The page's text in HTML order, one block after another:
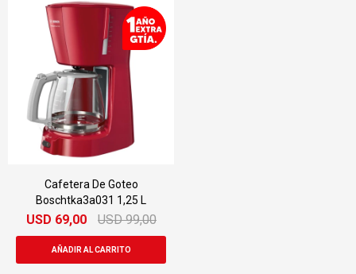
Cafetera De Goteo
Boschtka3a031 1,25 L
USD 69,00 USD 99,00